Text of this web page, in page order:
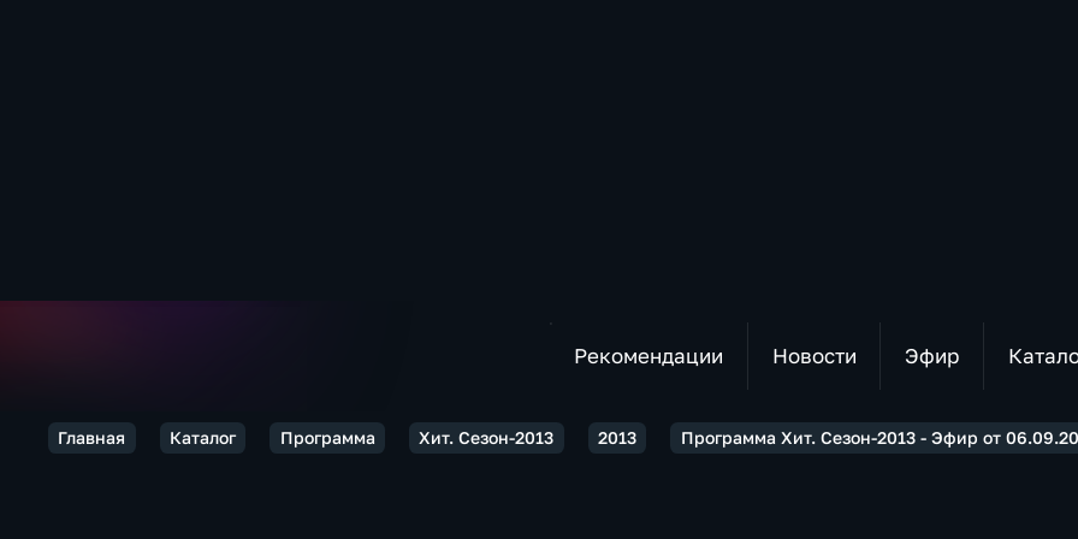
Рекомендации Новости Эфир
Главная Каталог Программа Хит. Сезон-2013 2013 Программа Хит. Сезон-2013 - Эфир от